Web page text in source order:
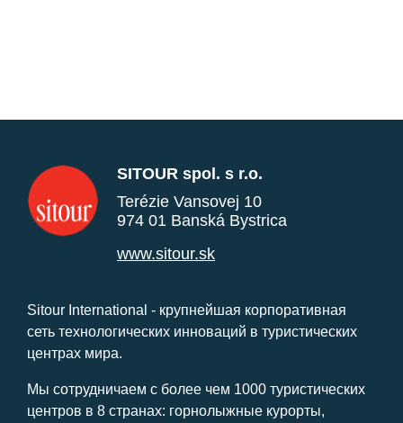
SITOUR spol. s r.o.
Terézie Vansovej 10
974 01 Banská Bystrica
www.sitour.sk
Sitour International - крупнейшая корпоративная
сеть технологических инноваций в туристических
центрах мира.
Мы сотрудничаем с более чем 1000 туристических
центров в 8 странах: горнолыжные курорты,